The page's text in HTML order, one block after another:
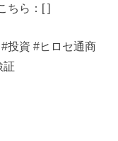
ちら：[ ]
投資 #ヒロセ通商
証